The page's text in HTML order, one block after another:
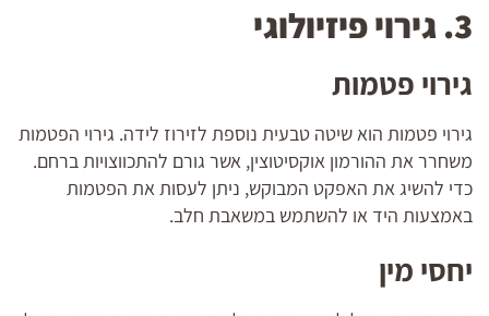
3. גירוי פיזיולוגי
גירוי פטמות
גירוי פטמות הוא שיטה טבעית נוספת לזירוז לידה. גירוי הפטמות
משחרר את ההורמון אוקסיטוצין, אשר גורם להתכווצויות ברחם.
כדי להשיג את האפקט המבוקש, ניתן לעסות את הפטמות
באמצעות היד או להשתמש במשאבת חלב.
יחסי מין